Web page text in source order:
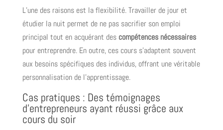
L’une des raisons est la flexibilité. Travailler de jour et
étudier la nuit permet de ne pas sacrifier son emploi
principal tout en acquérant des compétences nécessaires
pour entreprendre. En outre, ces cours s’adaptent souvent
aux besoins spécifiques des individus, offrant une véritable
personnalisation de l’apprentissage.
Cas pratiques : Des témoignages
d’entrepreneurs ayant réussi grâce aux
cours du soir